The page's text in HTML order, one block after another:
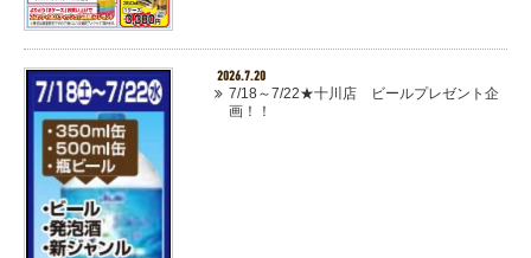
2026.7.20
7/18～7/22★十川店 ビールプレゼント企
画！！